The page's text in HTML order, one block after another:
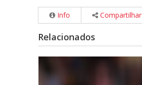
Info Compartilhar
Relacionados